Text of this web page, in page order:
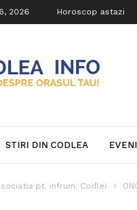
2026 Horoscop astazi
STIRI DIN CODLEA
pt. infrum. Codlei